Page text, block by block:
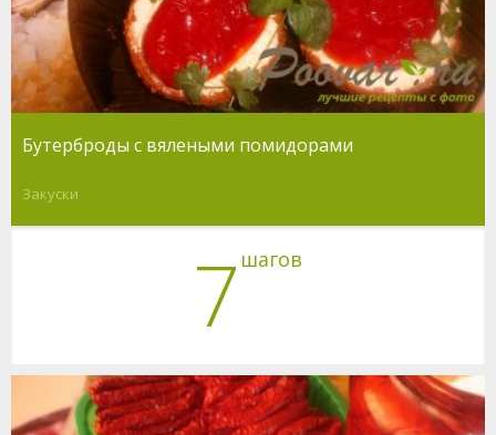
Бутерброды с вялеными помидорами
Закуски
7 шагов